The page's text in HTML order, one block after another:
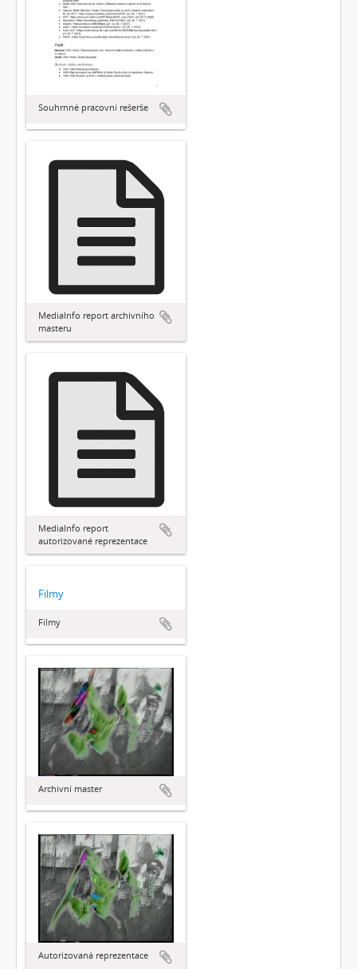
Souhrnné pracovní rešerše
MediaInfo report archivního
masteru
MediaInfo report
autorizované reprezentace
Filmy
Filmy
Archivní master
Autorizovaná reprezentace